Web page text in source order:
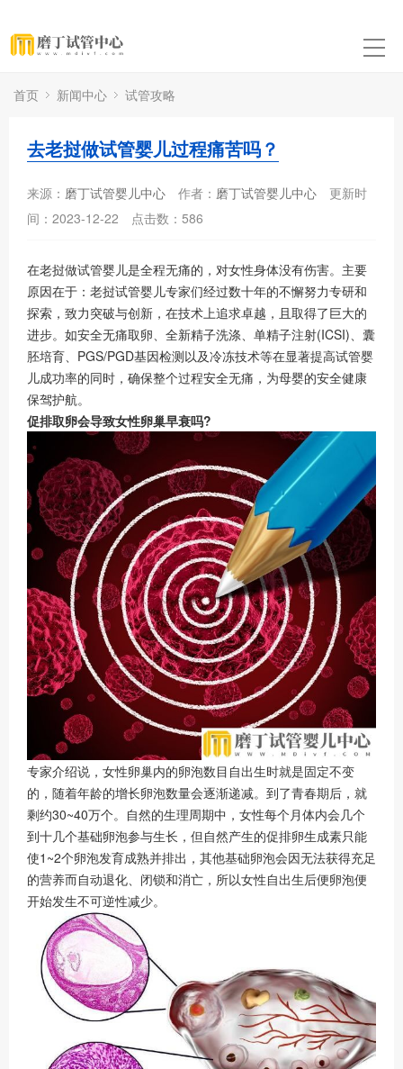
首页 新闻中心 试管攻略
去老挝做试管婴儿过程痛苦吗？
来源： 磨丁试管婴儿中心 作者： 磨丁试管婴儿中心
更新时
间：2023-12-22
点击数： 586
在老挝做试管婴儿是全程无痛的，对女性身体没有伤害。主要
原因在于：老挝试管婴儿专家们经过数十年的不懈努力专研和
探索，致力突破与创新，在技术上追求卓越，且取得了巨大的
进步。如安全无痛取卵、全新精子洗涤、单精子注射(ICSI)、囊
胚培育、PGS/PGD基因检测以及冷冻技术等在显著提高试管婴
儿成功率的同时，确保整个过程安全无痛，为母婴的安全健康
保驾护航。
促排取卵会导致女性卵巢早衰吗?
专家介绍说，女性卵巢内的卵泡数目自出生时就是固定不变
的，随着年龄的增长卵泡数量会逐渐递减。到了青春期后，就
剩约30~40万个。自然的生理周期中，女性每个月体内会几个
到十几个基础卵泡参与生长，但自然产生的促排卵生成素只能
使1~2个卵泡发育成熟并排出，其他基础卵泡会因无法获得充足
的营养而自动退化、闭锁和消亡，所以女性自出生后便卵泡便
开始发生不可逆性减少。